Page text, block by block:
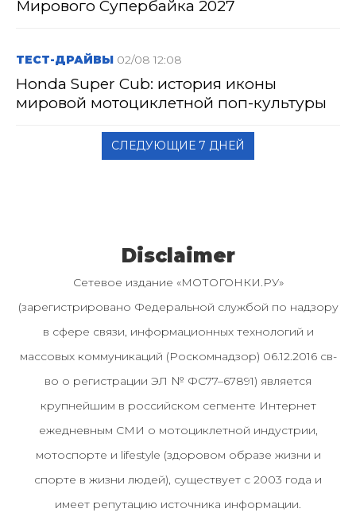
Мирового Супербайка 2027
ТЕСТ-ДРАЙВЫ 02/08 12:08
Honda Super Cub: история иконы
мировой мотоциклетной поп-культуры
СЛЕДУЮЩИЕ 7 ДНЕЙ
Disclaimer
Сетевое издание «МОТОГОНКИ.РУ»
(зарегистрировано Федеральной службой по надзору
в сфере связи, информационных технологий и
массовых коммуникаций (Роскомнадзор) 06.12.2016 св-
во о регистрации ЭЛ № ФС77–67891) является
крупнейшим в российском сегменте Интернет
ежедневным СМИ о мотоциклетной индустрии,
мотоспорте и lifestyle (здоровом образе жизни и
спорте в жизни людей), существует с 2003 года и
имеет репутацию источника информации.